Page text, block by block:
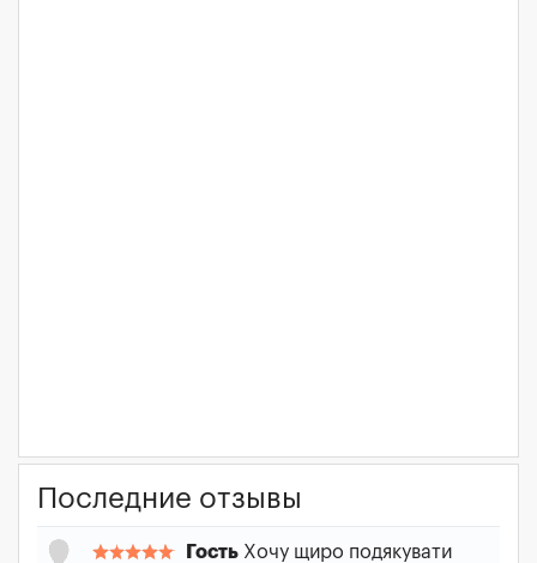
Последние отзывы
Гость Хочу щиро подякувати